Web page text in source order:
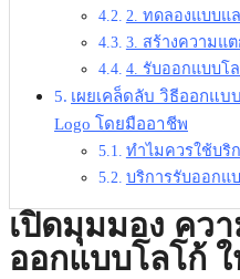
2. ทดลองแบบแ
3. สร้างความแ
4. รับออกแบบโ
เผยเคล็ดลับ วิธีออกแ
Logo โดยมืออาชีพ
ทำไมควรใช้บริ
บริการรับออกแ
เปิดมุมมอง คว
ออกแบบโลโก้